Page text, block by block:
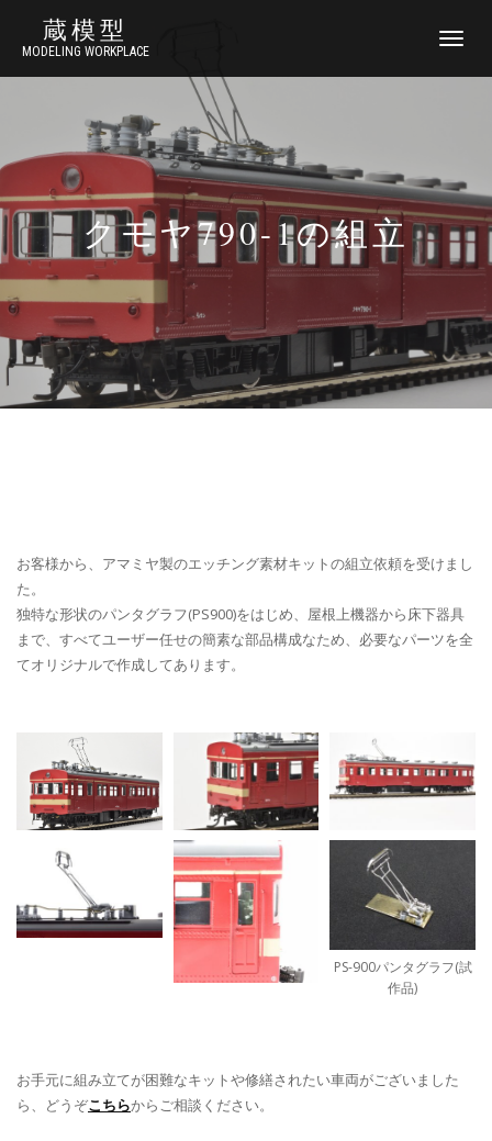
蔵模型
MODELING WORKPLACE
ナ
ゲ
切
り
替
クモヤ790-1の組立
お客様から、アマミヤ製のエッチング素材キットの組立依頼を受けまし
た。
独特な形状のパンタグラフ(PS900)をはじめ、屋根上機器から床下器具
まで、すべてユーザー任せの簡素な部品構成なため、必要なパーツを全
てオリジナルで作成してあります。
PS-900パンタグラフ(試
作品)
お手元に組み立てが困難なキットや修繕されたい車両がございました
ら、どうぞこちらからご相談ください。